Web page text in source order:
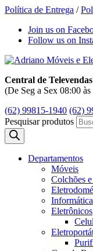
Política de Entrega /
Join us on
Follow us on
Central de Televendas
(De Seg a Sex 08:00
(62) 99815-1940 (62)
Pesquisar produtos
Departamentos
Móveis
Colchões
Informática
Eletrônicos